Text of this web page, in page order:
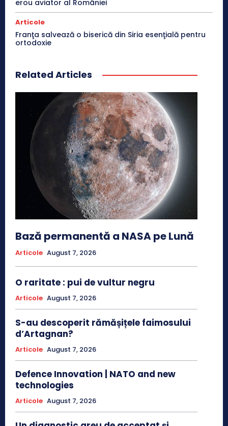
erou aviator al României
Articole
Franţa salvează o biserică din Siria esenţială pentru
ortodoxie
Related Articles
Bază permanentă a NASA pe Lună
Articole August 7, 2026
O raritate : pui de vultur negru
Articole August 7, 2026
S-au descoperit rămășițele faimosului
d’Artagnan?
Articole August 7, 2026
Defence Innovation | NATO and new
technologies
Articole August 7, 2026